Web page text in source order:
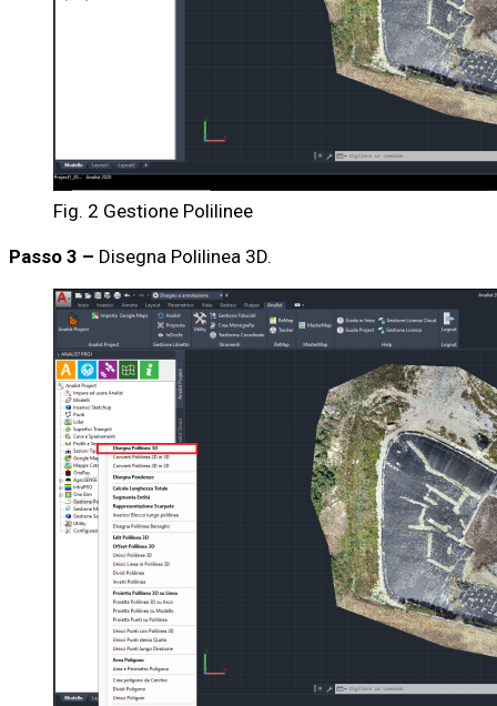
Fig. 2 Gestione Polilinee
Passo 3 – Disegna Polilinea 3D.